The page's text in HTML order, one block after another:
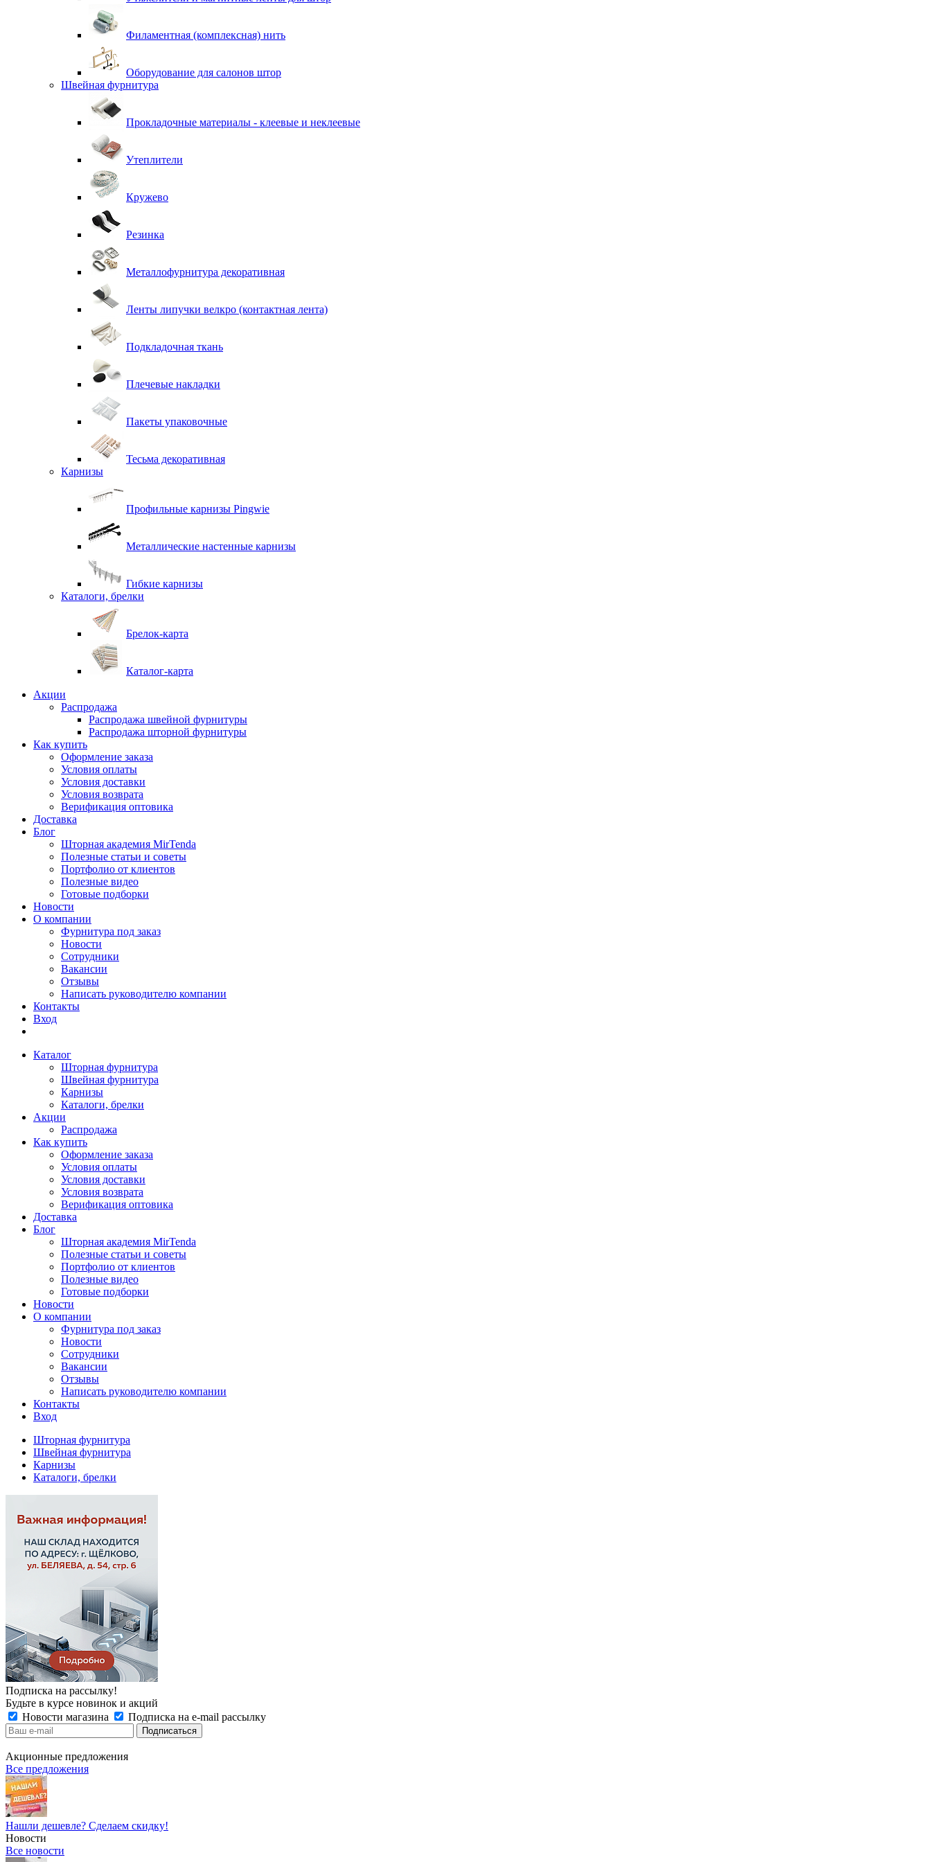
Филаментная (комплексная) нить
Оборудование для салонов штор
Швейная фурнитура
Прокладочные материалы - клеевые и неклеевые
Утеплители
Кружево
Резинка
Металлофурнитура декоративная
Ленты липучки велкро (контактная лента)
Подкладочная ткань
Плечевые накладки
Пакеты упаковочные
Тесьма декоративная
Карнизы
Профильные карнизы Pingwie
Металлические настенные карнизы
Гибкие карнизы
Каталоги, брелки
Брелок-карта
Каталог-карта
Акции
Распродажа
Распродажа швейной фурнитуры
Распродажа шторной фурнитуры
Как купить
Оформление заказа
Условия оплаты
Условия доставки
Условия возврата
Верификация оптовика
Доставка
Блог
Шторная академия MirTenda
Полезные статьи и советы
Портфолио от клиентов
Полезные видео
Готовые подборки
Новости
О компании
Фурнитура под заказ
Новости
Сотрудники
Вакансии
Отзывы
Написать руководителю компании
Контакты
Вход
Каталог
Шторная фурнитура
Швейная фурнитура
Карнизы
Каталоги, брелки
Акции
Распродажа
Как купить
Оформление заказа
Условия оплаты
Условия доставки
Условия возврата
Верификация оптовика
Доставка
Блог
Шторная академия MirTenda
Полезные статьи и советы
Портфолио от клиентов
Полезные видео
Готовые подборки
Новости
О компании
Фурнитура под заказ
Новости
Сотрудники
Вакансии
Отзывы
Написать руководителю компании
Контакты
Вход
Шторная фурнитура
Швейная фурнитура
Карнизы
Каталоги, брелки
Подписка на рассылку!
Будьте в курсе новинок и акций
Новости магазина
Подписка на e-mail рассылку
Акционные предложения
Все предложения
Нашли дешевле? Сделаем скидку!
Новости
Все новости